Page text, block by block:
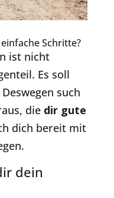
Schritte?
ist nicht
Es soll
Deswegen such
die dir gute
dich bereit mit
dein